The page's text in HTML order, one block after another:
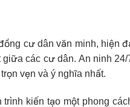
cư dân văn minh, hiện
các cư dân. An ninh
vẹn và ý nghĩa nhất.
kiến tạo một phong